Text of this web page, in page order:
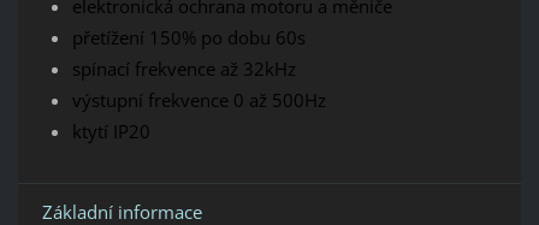
elektronická ochrana motoru a měniče
přetížení 150% po dobu 60s
spínací frekvence až 32kHz
výstupní frekvence 0 až 500Hz
ktytí IP20
Základní informace